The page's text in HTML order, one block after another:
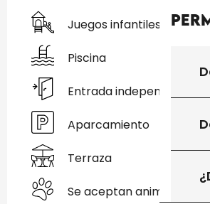
Juegos infantiles / Zona
Piscina
Entrada independiente
Aparcamiento
Terraza
Se aceptan animales